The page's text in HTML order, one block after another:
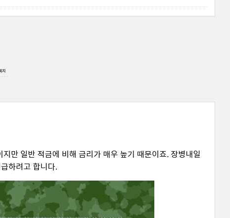
지
만 일반 적금에 비해 금리가 매우 높기 때문이죠. 장병내일
하려고 합니다.